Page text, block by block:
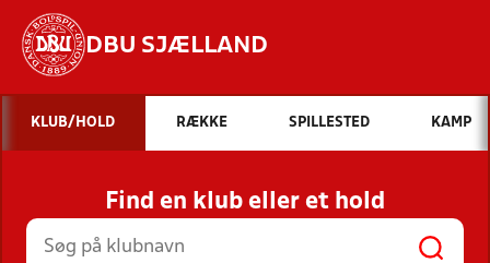
DBU SJÆLLAND
Hvad vil du søge efter?
INDHOLD OG NYHEDER
STILLINGER, RESULTATER, KLUBBER OG
HOLD
KLUB/HOLD RÆKKE SPILLESTED KAMP
Find en klub eller et hold